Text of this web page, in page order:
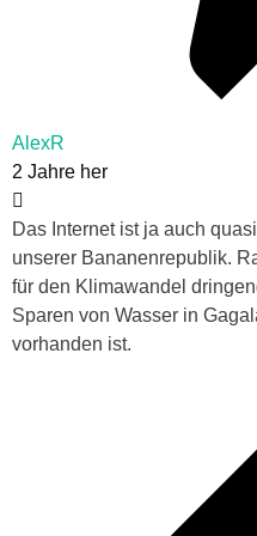
AlexR
2 Jahre her
Das Internet ist ja auch
unserer Bananenrepublik.
für den Klimawandel
Sparen von Wasser in
vorhanden ist.